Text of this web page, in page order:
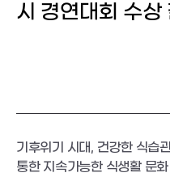
시 경연대회 수상
기후위기 시대, 건강한 식습
통한 지속가능한 식생활 문